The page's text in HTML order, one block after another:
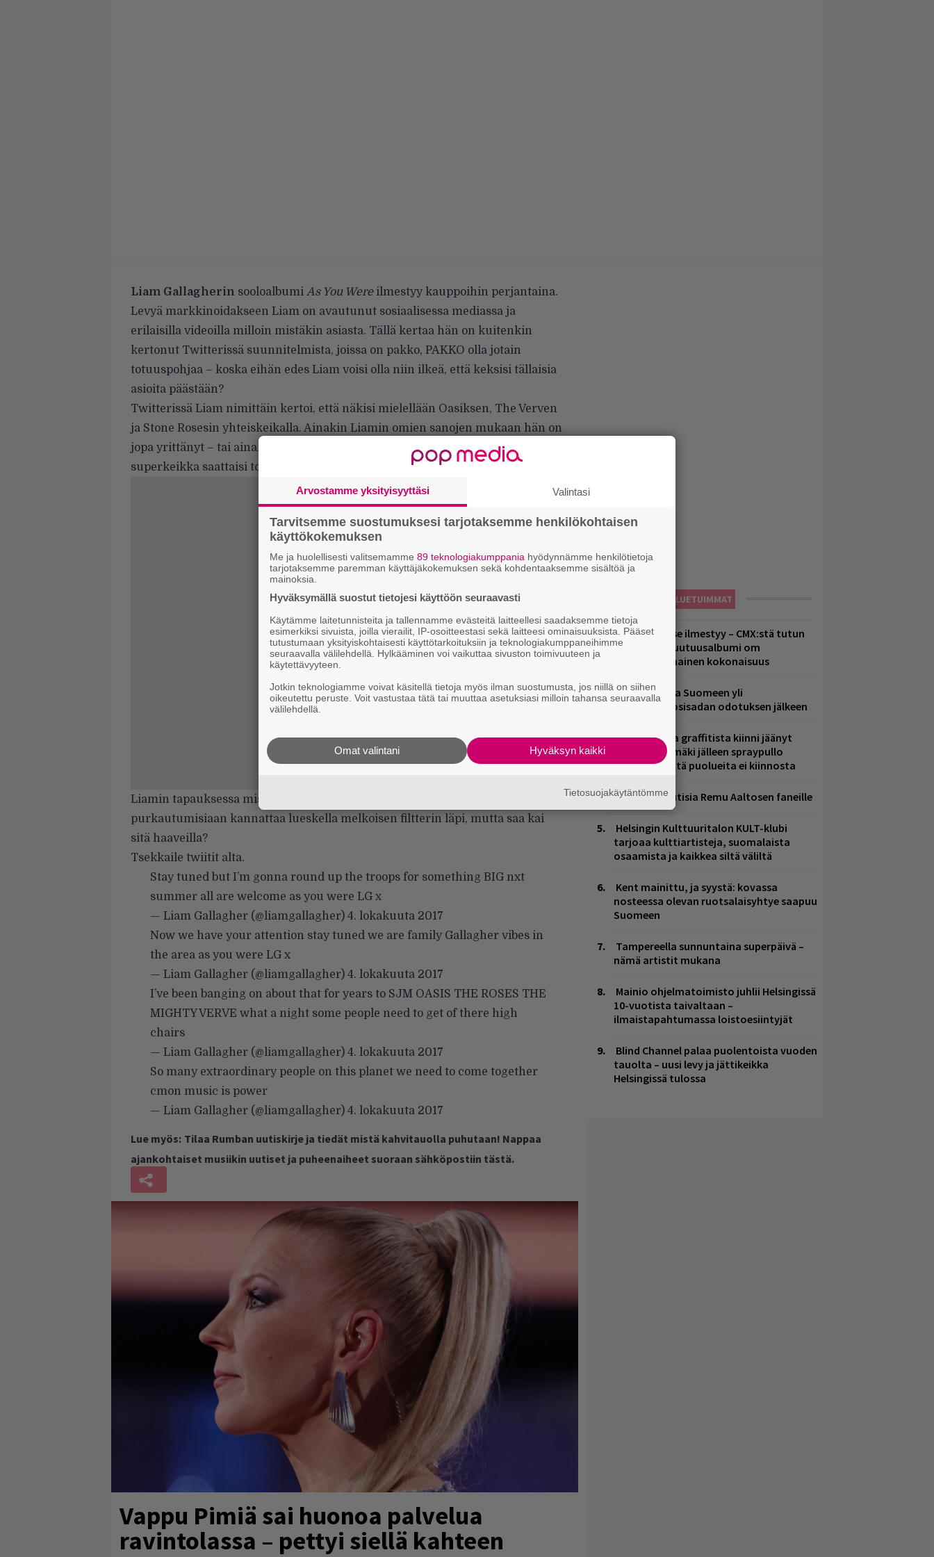
Liam Gallagherin sooloalbumi As You Wereilmestyy kauppoihin perjantaina.
Levyä markkinoidakseen Liam on avautunut sosiaalisessa mediassa ja
erilaisilla videoilla milloin mistäkin asiasta. Tällä kertaa hän on kuitenkin
kertonut Twitterissä suunnitelmista, joissa on pakko, PAKKO olla jotain
totuuspohjaa – koska eihän edes Liam voisi olla niin ilkeä, että keksisi tällaisia
asioita päästään?
Twitterissä Liam nimittäin kertoi, että näkisi mielellään Oasiksen, The Verven
ja Stone Rosesin yhteiskeikalla. Ainakin Liamin omien sanojen mukaan hän on
jopa yrittänyt – tai ainakin yrittää – hoidella hommia siihen malliin, että
superkeikka saattaisi toteutua jo ensi vuonna.
Liamin tapauksessa mistään ei tietenkään voi olla varma ja hänen
purkautumisiaan kannattaa lueskella melkoisen filtterin läpi, mutta saa kai
sitä haaveilla?
Tsekkaile twiitit alta.
Stay tuned but I’m gonna round up the troops for something BIG nxt
summer all are welcome as you were LG x
— Liam Gallagher (@liamgallagher) 4. lokakuuta 2017
Now we have your attention stay tuned we are family Gallagher vibes in
the area as you were LG x
— Liam Gallagher (@liamgallagher) 4. lokakuuta 2017
I’ve been banging on about that for years to SJM OASIS THE ROSES THE
MIGHTY VERVE what a night some people need to get of there high
chairs
— Liam Gallagher (@liamgallagher) 4. lokakuuta 2017
So many extraordinary people on this planet we need to come together
cmon music is power
— Liam Gallagher (@liamgallagher) 4. lokakuuta 2017
Lue myös: Tilaa Rumban uutiskirje ja tiedät mistä kahvitauolla puhutaan! Nappaa
ajankohtaiset musiikin uutiset ja puheenaiheet suoraan sähköpostiin tästä.
Vappu Pimiä sai huonoa palvelua
ravintolassa – pettyi siellä kahteen
LUETUIMMAT
Huomenna se ilmestyy – CMX:stä tutun
A.W. Yrjänän uutuusalbumi om
mammuttimainen kokonaisuus
Weezer palaa Suomeen yli
neljännesvuosisadan odotuksen jälkeen
Laittomasta graffitista kiinni jäänyt
Paavo Arhinmäki jälleen spraypullo
kädessä – näitä puolueita ei kiinnosta
Mainioita uutisia Remu Aaltosen faneille
Helsingin Kulttuuritalon KULT-klubi
tarjoaa kulttiartisteja, suomalaista
osaamista ja kaikkea siltä väliltä
Kent mainittu, ja syystä: kovassa
nosteessa olevan ruotsalaisyhtye saapuu
Suomeen
Tampereella sunnuntaina superpäivä –
nämä artistit mukana
Mainio ohjelmatoimisto juhlii Helsingissä
10-vuotista taivaltaan –
ilmaistapahtumassa loistoesiintyjät
Blind Channel palaa puolentoista vuoden
tauolta – uusi levy ja jättikeikka
Helsingissä tulossa
Arvostamme yksityisyyttäsi Valintasi
Tarvitsemme suostumuksesi tarjotaksemme henkilökohtaisen
käyttökokemuksen
Me ja huolellisesti valitsemamme 89 teknologiakumppania hyödynnämme henkilötietoja
tarjotaksemme paremman käyttäjäkokemuksen sekä kohdentaaksemme sisältöä ja
mainoksia.
Hyväksymällä suostut tietojesi käyttöön seuraavasti
Käytämme laitetunnisteita ja tallennamme evästeitä laitteellesi saadaksemme tietoja
esimerkiksi sivuista, joilla vierailit, IP-osoitteestasi sekä laitteesi ominaisuuksista. Pääset
tutustumaan yksityiskohtaisesti käyttötarkoituksiin ja teknologiakumppaneihimme
seuraavalla välilehdellä. Hylkääminen voi vaikuttaa sivuston toimivuuteen ja
käytettävyyteen.
Jotkin teknologiamme voivat käsitellä tietoja myös ilman suostumusta, jos niillä on siihen
oikeutettu peruste. Voit vastustaa tätä tai muuttaa asetuksiasi milloin tahansa seuraavalla
välilehdellä.
Hyväksyn kaikki
Omat valintani
Tietosuojakäytäntömme